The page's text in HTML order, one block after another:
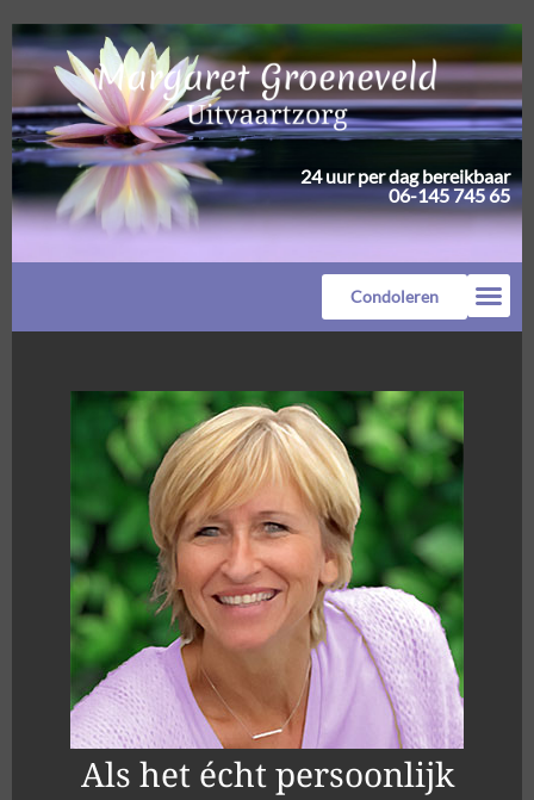
24 uur per dag bereikbaar
06-145 745 65
Condoleren
Als het écht persoonlijk